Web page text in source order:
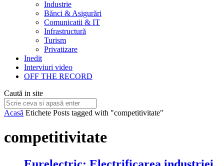
Industrie
Bănci & Asigurări
Comunicatii & IT
Infrastructură
Turism
Privatizare
Inedit
Interviuri video
OFF THE RECORD
Caută in site
Acasă Etichete Posts tagged with "competitivitate"
competitivitate